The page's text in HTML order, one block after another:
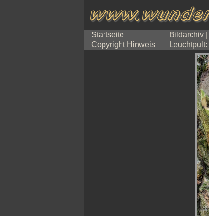
Startseite Bildarchiv
Copyright Hinweis Leuchtpult: